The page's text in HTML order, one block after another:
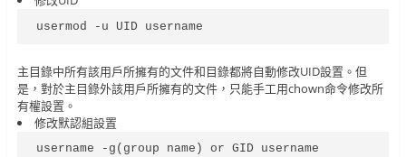
usermod -u UID username
主目錄中所有該用戶所擁有的文件和目錄都將自動修改UID設置。但
是，對於主目錄外該用戶所擁有的文件，只能手工用chown命令修改所
有權設置。
修改默認組設置
username -g(group name) or GID username